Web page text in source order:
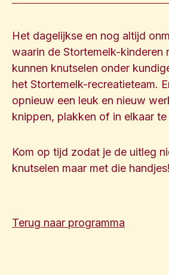
Het dagelijkse en nog altijd
waarin de Stortemelk-kinderen
kunnen knutselen onder
het Stortemelk-recreatieteam.
opnieuw een leuk en nieuw
knippen, plakken of in elkaar te
Kom op tijd zodat je de uitleg
knutselen maar met die handjes!
Terug naar programma